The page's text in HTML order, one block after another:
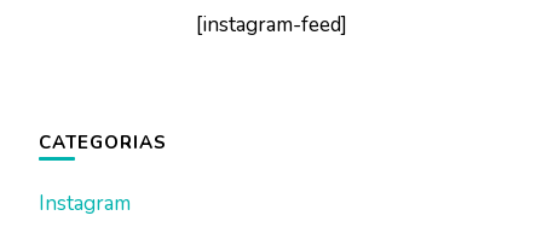
[instagram-feed]
CATEGORIAS
Instagram